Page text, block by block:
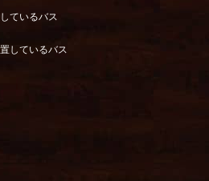
ているバス
しているバス